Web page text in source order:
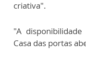
criativa".
"A
Casa das portas